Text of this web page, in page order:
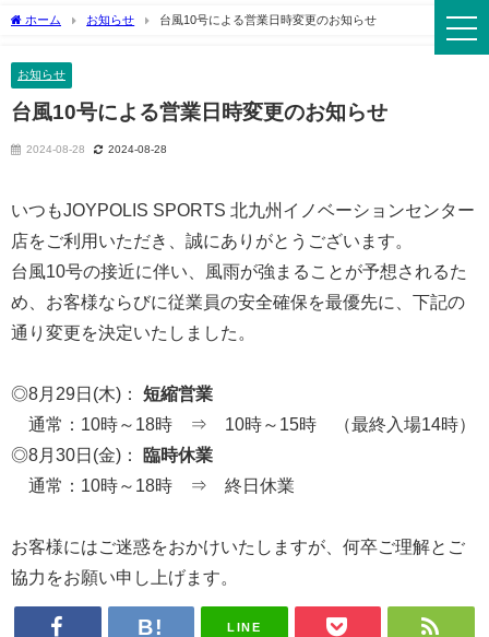
ホーム お知らせ 台風10号による営業日時変更のお知らせ
お知らせ
台風10号による営業日時変更のお知らせ
2024-08-28 2024-08-28
いつもJOYPOLIS SPORTS 北九州イノベーションセンター
店をご利用いただき、誠にありがとうございます。
台風10号の接近に伴い、風雨が強まることが予想されるた
め、お客様ならびに従業員の安全確保を最優先に、下記の
通り変更を決定いたしました。
◎8月29日(木)： 短縮営業
通常：10時～18時 ⇒ 10時～15時 （最終入場14時）
◎8月30日(金)：
臨時休業
通常：10時～18時 ⇒ 終日休業
お客様にはご迷惑をおかけいたしますが、何卒ご理解とご
協力をお願い申し上げます。
LINE